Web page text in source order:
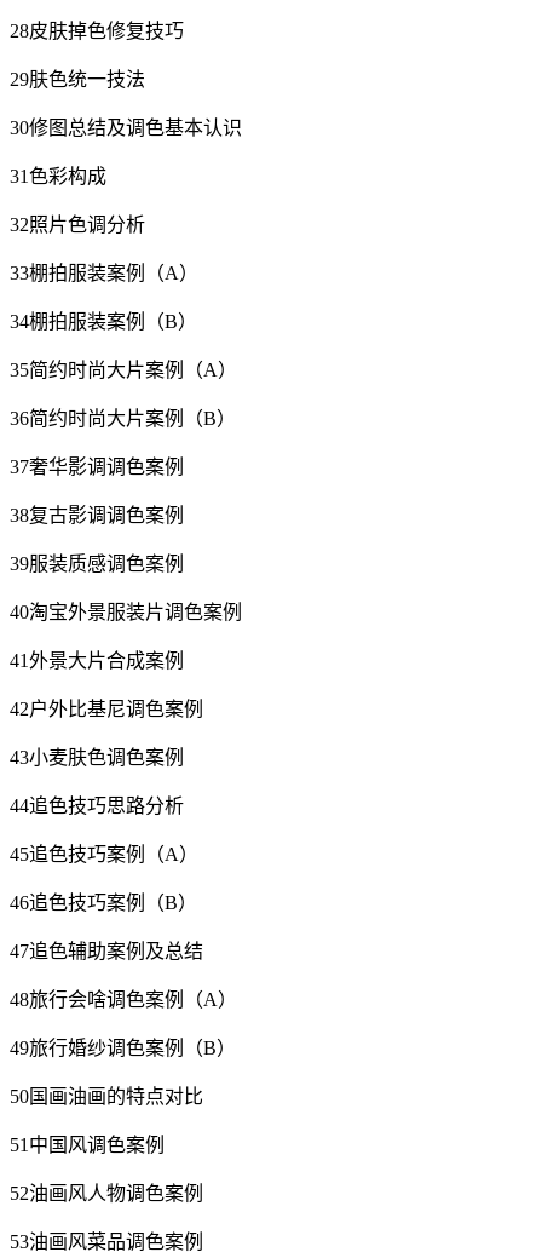
28皮肤掉色修复技巧
29肤色统一技法
30修图总结及调色基本认识
31色彩构成
32照片色调分析
33棚拍服装案例（A）
34棚拍服装案例（B）
35简约时尚大片案例（A）
36简约时尚大片案例（B）
37奢华影调调色案例
38复古影调调色案例
39服装质感调色案例
40淘宝外景服装片调色案例
41外景大片合成案例
42户外比基尼调色案例
43小麦肤色调色案例
44追色技巧思路分析
45追色技巧案例（A）
46追色技巧案例（B）
47追色辅助案例及总结
48旅行会啥调色案例（A）
49旅行婚纱调色案例（B）
50国画油画的特点对比
51中国风调色案例
52油画风人物调色案例
53油画风菜品调色案例